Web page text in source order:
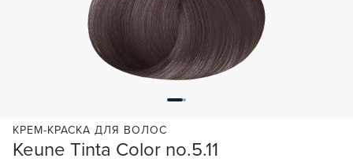
Keune Tinta Color no.5.11
КРЕМ-КРАСКА ДЛЯ ВОЛОС